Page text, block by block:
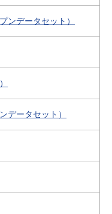
ンデータセット）
データセット）